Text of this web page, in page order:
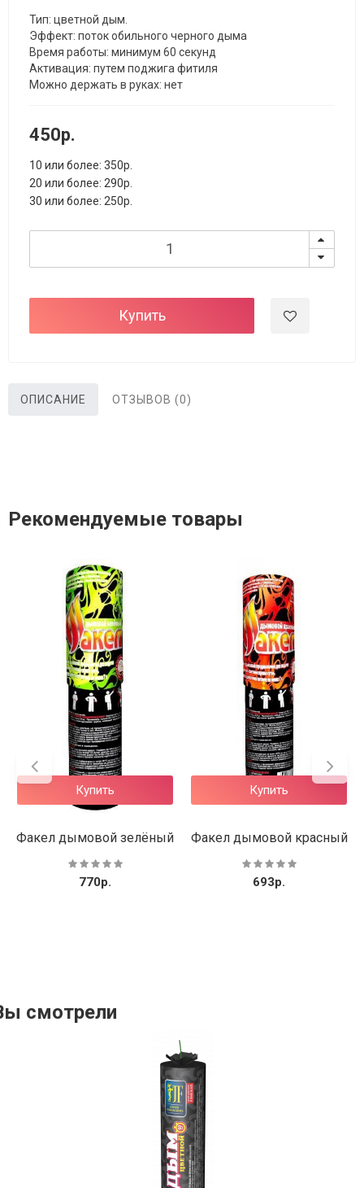
Тип: цветной дым.
Эффект: поток обильного черного дыма
Время работы: минимум 60 секунд
Активация: путем поджига фитиля
Можно держать в руках: нет
450р.
10 или более: 350р.
20 или более: 290р.
30 или более: 250р.
Купить
ОПИСАНИЕ ОТЗЫВОВ (0)
Рекомендуемые товары
Факел дымовой красный
Факел дымовой
смотрели